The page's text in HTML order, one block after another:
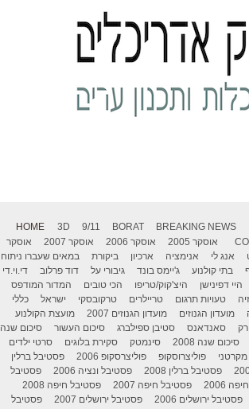
HOME 3D 9/11 BORAT BREAKING NEWS
אוסקר 2005 אוסקר 2006 אוסקר 2007
אוסקר
אנג לי אנימציה ארכיון ביקורת
במאים שעברו ניתוח
בתי קולנוע ג'יימס בונד גיבורי על דוד פרלוב
די.וי.די
היי דפינישן היצ'קוק/טריפו הכי טובים
המדור המודפס
טעויות תרגום טריילרים טרקובסקי ישראל
כללי
מועדון הגנוזים מועדון הגנוזים 2007
מועצת הקולנוע
סאנדאנס סטיבן ספילברג סיכום העשור
סיכום שנה
סיכום שנה 2008 סינמטק סקירת בלוגים
סרטי ילדים
מקרטני פוליצרוסקופ פוליצרסקופ 2006
פסטיבל ברלין
פסטיבל ברלין 2008 פסטיבל ונציה 2006
פסטיבל
2006 פסטיבל חיפה 2007
פסטיבל חיפה 2008
פסטיבל ירושלים 2006 פסטיבל ירושלים 2007
פסטיבל